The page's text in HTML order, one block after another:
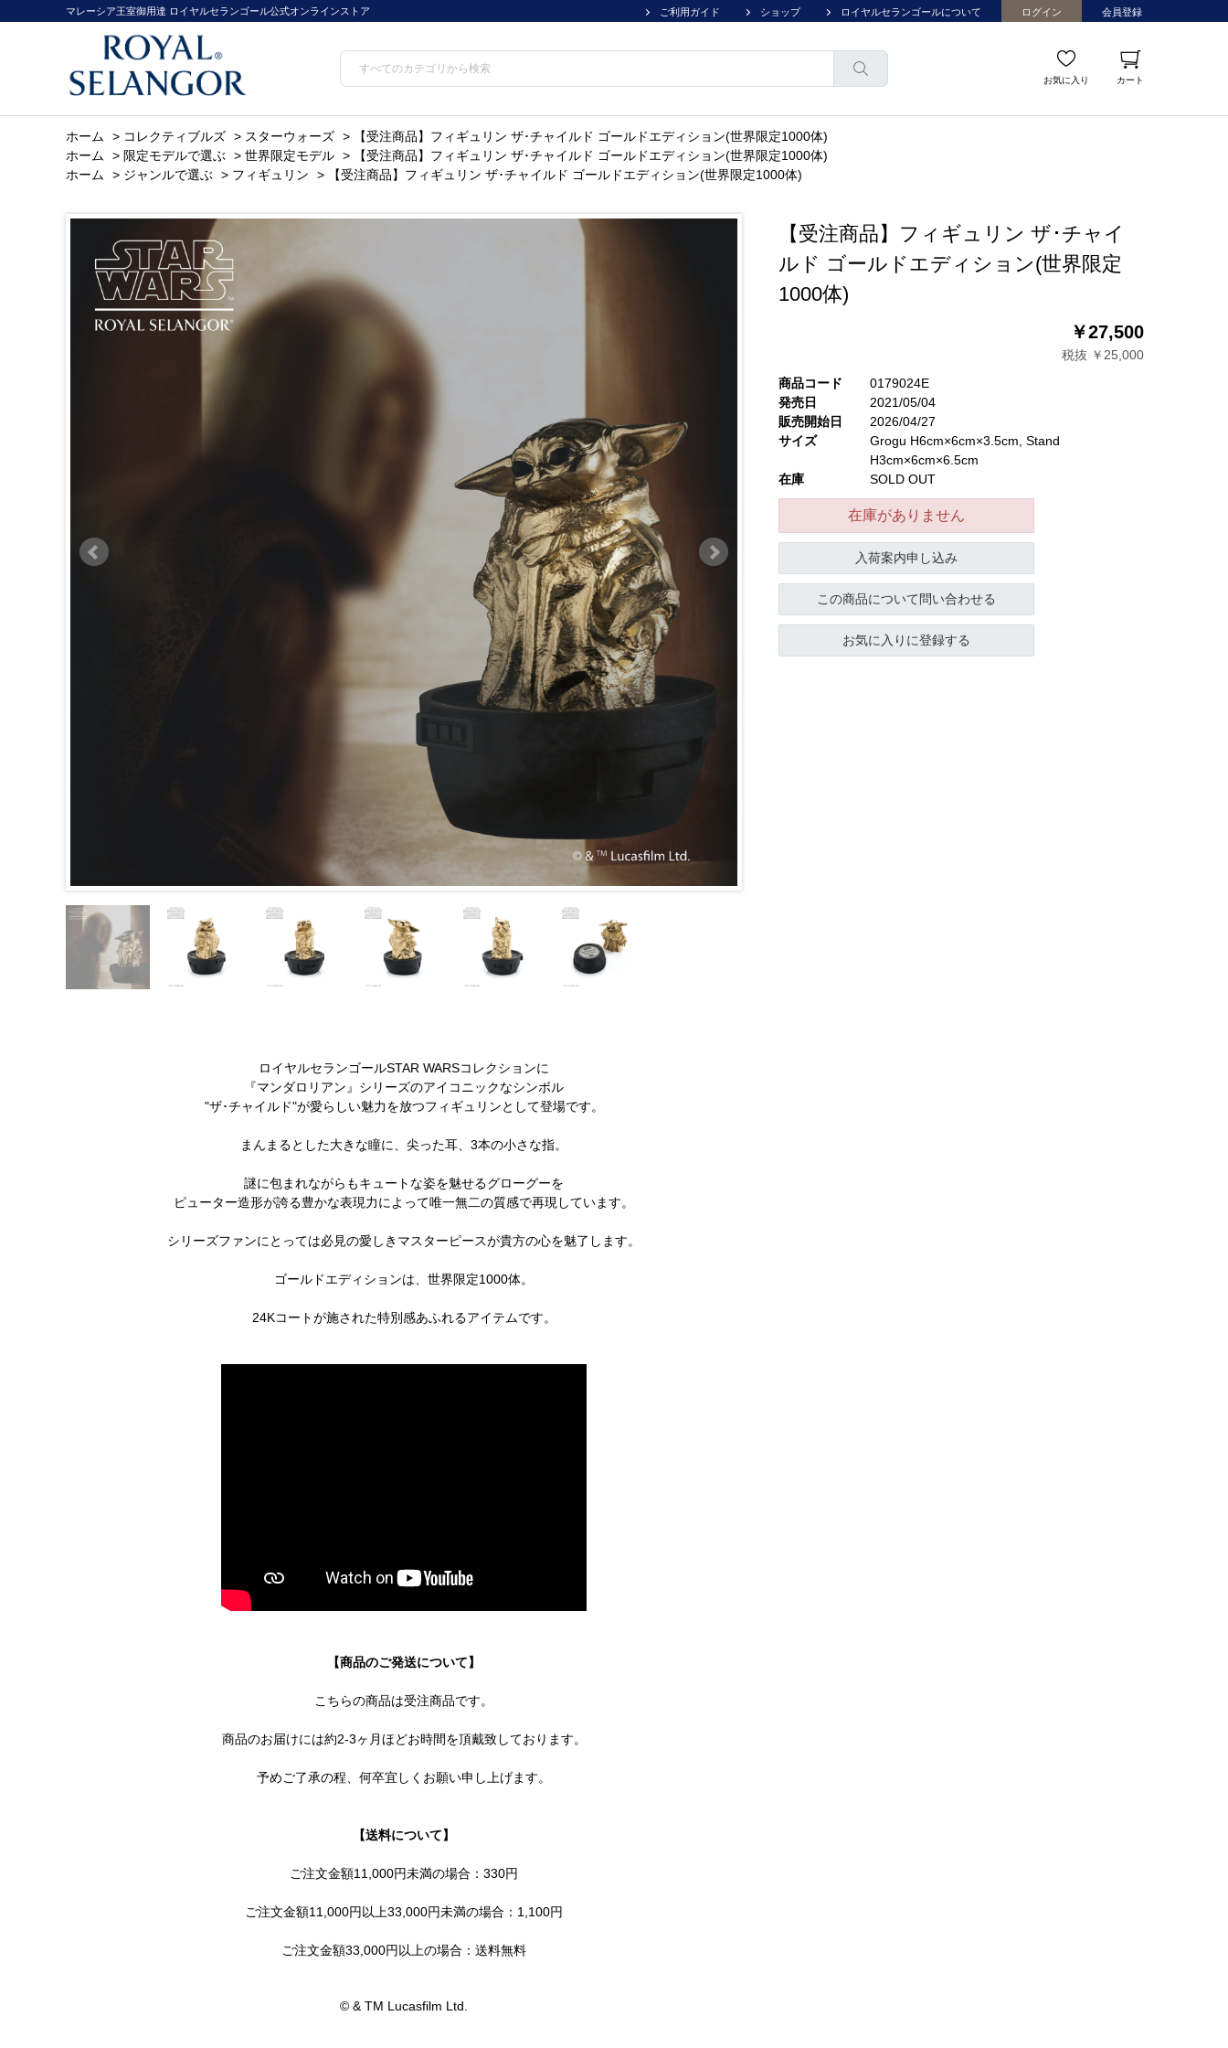
マレーシア王室御用達 ロイヤルセランゴール公式オンラインストア ご利用ガイド ショップ ロイヤルセランゴールについて ログイン 会員登録
お気に入り カート
ホーム > コレクティブルズ > スターウォーズ >
【受注商品】フィギュリン ザ･チャイルド ゴールドエディション(世界限定1000体)
ホーム
> 限定モデルで選ぶ > 世界限定モデル >
【受注商品】フィギュリン ザ･チャイルド ゴールドエディション(世界限定1000体)
ホーム
> ジャンルで選ぶ > フィギュリン > 【受注商品】フィギュリン ザ･チャイルド ゴールドエディション(世界限定1000体)
ロイヤルセランゴールSTAR WARSコレクションに
『マンダロリアン』シリーズのアイコニックなシンボル
"ザ･チャイルド"が愛らしい魅力を放つフィギュリンとして登場です。
まんまるとした大きな瞳に、尖った耳、3本の小さな指。
謎に包まれながらもキュートな姿を魅せるグローグーを
ピューター造形が誇る豊かな表現力によって唯一無二の質感で再現しています。
シリーズファンにとっては必見の愛しきマスターピースが貴方の心を魅了します。
ゴールドエディションは、世界限定1000体。
24Kコートが施された特別感あふれるアイテムです。
【商品のご発送について】
こちらの商品は受注商品です。
商品のお届けには約2-3ヶ月ほどお時間を頂戴致しております。
予めご了承の程、何卒宜しくお願い申し上げます。
【送料について】
ご注文金額11,000円未満の場合：330円
ご注文金額11,000円以上33,000円未満の場合：1,100円
ご注文金額33,000円以上の場合：送料無料
© & TM Lucasfilm Ltd.
【受注商品】フィギュリン ザ･チャイ
ルド ゴールドエディション(世界限定
1000体)
￥27,500
税抜 ￥25,000
商品コード
0179024E
発売日
2021/05/04
販売開始日
2026/04/27
サイズ
Grogu H6cm×6cm×3.5cm, Stand
H3cm×6cm×6.5cm
在庫
SOLD OUT
在庫がありません
入荷案内申し込み
この商品について問い合わせる
お気に入りに登録する